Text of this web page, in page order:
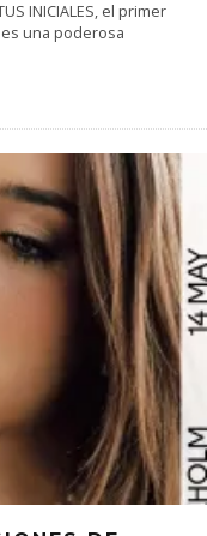
INICIALES, el primer
una poderosa